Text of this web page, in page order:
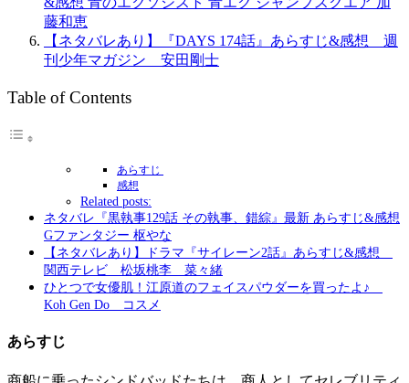
藤和恵
【ネタバレあり】『DAYS 174話』あらすじ&感想 週
刊少年マガジン 安田剛士
Table of Contents
あらすじ
感想
Related posts:
ネタバレ『黒執事129話 その執事、錯綜』最新 あらすじ&感想
Gファンタジー 枢やな
【ネタバレあり】ドラマ『サイレーン2話』あらすじ&感想
関西テレビ 松坂桃李 菜々緒
ひとつで女優肌！江原道のフェイスパウダーを買ったよ♪
Koh Gen Do コスメ
あらすじ